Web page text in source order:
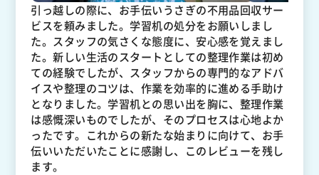
引っ越しの際に、お手伝いうさぎの不用品回収サー
ビスを頼みました。学習机の処分をお願いしまし
た。スタッフの気さくな態度に、安心感を覚えまし
た。新しい生活のスタートとしての整理作業は初め
ての経験でしたが、スタッフからの専門的なアドバ
イスや整理のコツは、作業を効率的に進める手助け
となりました。学習机との思い出を胸に、整理作業
は感慨深いものでしたが、そのプロセスは心地よか
ったです。これからの新たな始まりに向けて、お手
伝いいただいたことに感謝し、このレビューを残し
ます。